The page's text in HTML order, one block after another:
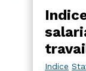
Indice